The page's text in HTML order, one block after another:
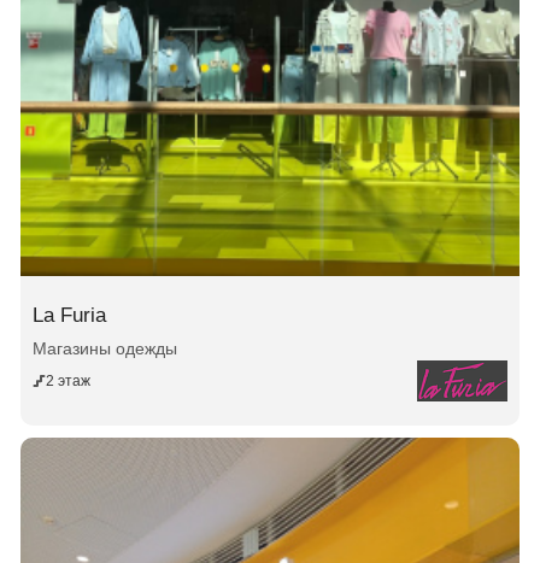
La Furia
Магазины одежды
2 этаж